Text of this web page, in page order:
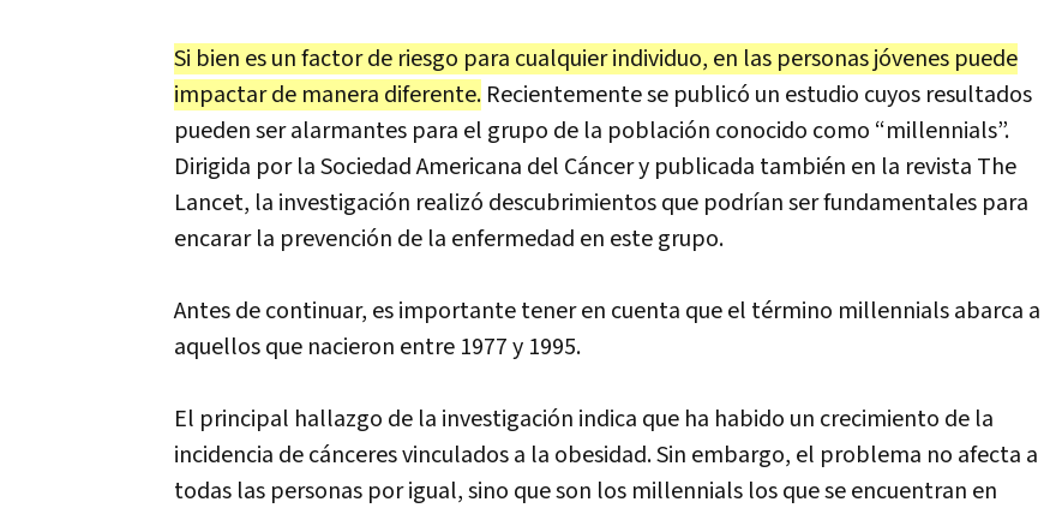
Si bien es un factor de riesgo para cualquier individuo, en las personas jóvenes puede
impactar de manera diferente. Recientemente se publicó un estudio cuyos resultados
pueden ser alarmantes para el grupo de la población conocido como “millennials”.
Dirigida por la Sociedad Americana del Cáncer y publicada también en la revista The
Lancet, la investigación realizó descubrimientos que podrían ser fundamentales para
encarar la prevención de la enfermedad en este grupo.
Antes de continuar, es importante tener en cuenta que el término millennials abarca a
aquellos que nacieron entre 1977 y 1995.
El principal hallazgo de la investigación indica que ha habido un crecimiento de la
incidencia de cánceres vinculados a la obesidad. Sin embargo, el problema no afecta a
todas las personas por igual, sino que son los millennials los que se encuentran en